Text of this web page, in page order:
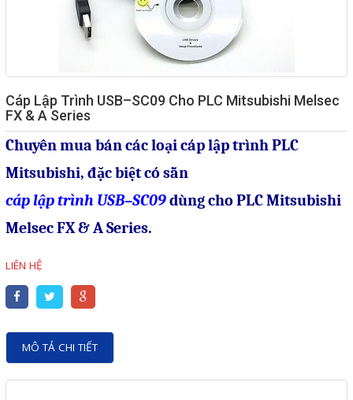
Cáp Lập Trình USB–SC09 Cho PLC Mitsubishi Melsec
FX & A Series
Chuyên mua bán các loại cáp lập trìnhPLC
Mitsubishi, đặc biệt có sẵn
cáp lập trình USB–SC09dùng cho PLC Mitsubishi
Melsec FX & A Series.
LIÊN HỆ
MÔ TẢ CHI TIẾT
Bảng điện tử năng suất
Bảng Led hiển thị nhiệt độ
Đồng hồ thời gian thực
Máy dò kim loại
Màn hình cảm ứng HMI
PLC - Bộ lập trình PLC
Biến tần
Motor Servo / Driver Servo
Cáp lập trình PLC - HMI -
Servo